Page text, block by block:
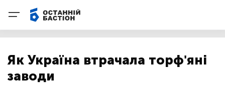
Як Україна втрачала торф'яні
заводи